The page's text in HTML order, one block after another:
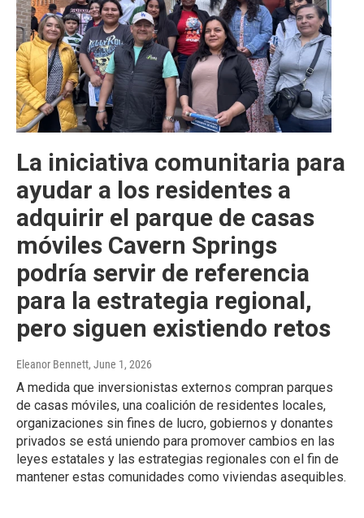
La iniciativa comunitaria para
ayudar a los residentes a
adquirir el parque de casas
móviles Cavern Springs
podría servir de referencia
para la estrategia regional,
pero siguen existiendo retos
Eleanor Bennett, June 1, 2026
A medida que inversionistas externos compran parques
de casas móviles, una coalición de residentes locales,
organizaciones sin fines de lucro, gobiernos y donantes
privados se está uniendo para promover cambios en las
leyes estatales y las estrategias regionales con el fin de
mantener estas comunidades como viviendas asequibles.